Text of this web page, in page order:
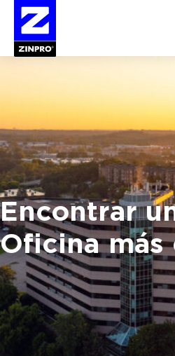
Buscar:
Encontrar
Oficina más